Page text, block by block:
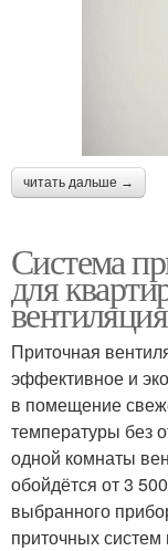
читать дальше →
Система
для
вентиляция
Приточная
эффективное и
в помещение
температуры без
одной комнаты
обойдётся от 3
выбранного
приточных систем